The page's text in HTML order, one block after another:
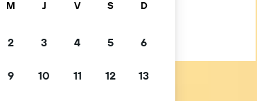
M J V S D
2 3 4 5 6
9 10 11 12 13